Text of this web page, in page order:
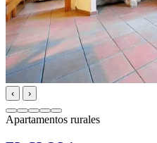
‹ ›
Apartamentos rurales